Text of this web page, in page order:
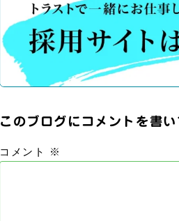
このブログにコメントを書
コメント ※